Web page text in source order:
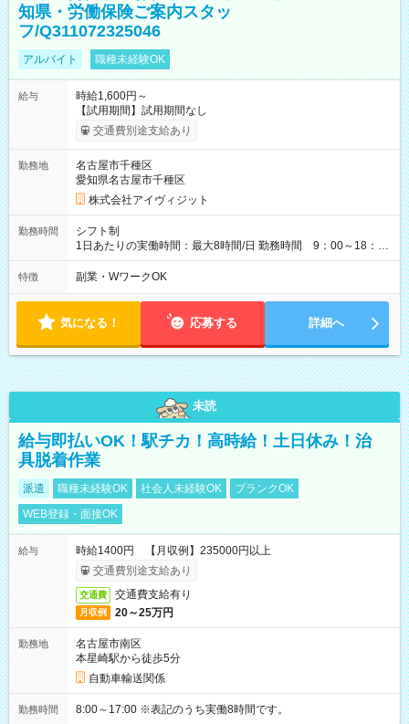
知県・労働保険ご案内スタッ
フ/Q311072325046
アルバイト 職種未経験OK
給与
時給1,600円～
【試用期間】試用期間なし
交通費別途支給あり
勤務地
名古屋市千種区
愛知県名古屋市千種区
株式会社アイヴィジット
勤務時間
シフト制
1日あたりの実働時間：最大8時間/日 勤務時間 9：00～18：
00(実働8h、休憩1h) 土日祝含む週3日～OK、シフト制 ※もちろ
ん週5日勤務もOK♪ 勤務期間：2026年8月12日～9月9日※リスト
特徴 副業・WワークOK
気になる！ 応募する 詳細へ
未読
給与即払いOK！駅チカ！高時給！土日休み！治
具脱着作業
派遣 職種未経験OK 社会人未経験OK
ブランクOK
WEB登録・面接OK
給与
時給1400円 【月収例】235000円以上
交通費別途支給あり
交通費 交通費支給有り
月収例 20～25万円
勤務地
名古屋市南区
本星崎駅から徒歩5分
自動車輸送関係
勤務時間 8:00～17:00 ※表記のうち実働8時間です。